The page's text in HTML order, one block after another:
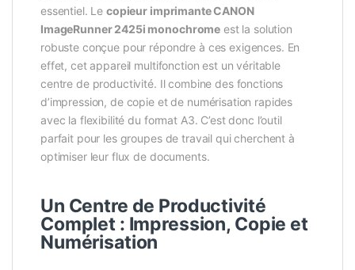
essentiel. Lecopieur imprimante CANON
ImageRunner 2425i monochrome est la solution
robuste conçue pour répondre à ces exigences. En
effet, cet appareil multifonction est un véritable
centre de productivité. Il combine des fonctions
d’impression, de copie et de numérisation rapides
avec la flexibilité du format A3. C’est donc l’outil
parfait pour les groupes de travail qui cherchent à
optimiser leur flux de documents.
Un Centre de Productivité
Complet : Impression, Copie et
Numérisation